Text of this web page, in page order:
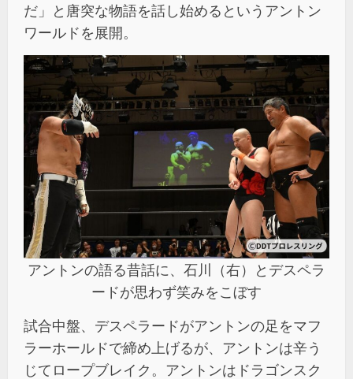
だ」と唐突な物語を話し始めるというアントン
ワールドを展開。
アントンの語る昔話に、石川（右）とデスペラ
ードが思わず笑みをこぼす
試合中盤、デスペラードがアントンの足をマフ
ラーホールドで締め上げるが、アントンは辛う
じてロープブレイク。アントンはドラゴンスク